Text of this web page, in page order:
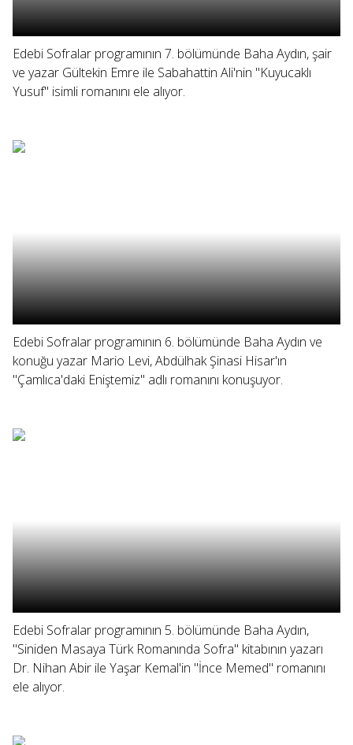
Edebi Sofralar programının 7. bölümünde Baha Aydın, şair
ve yazar Gültekin Emre ile Sabahattin Ali'nin "Kuyucaklı
Yusuf" isimli romanını ele alıyor.
Edebi Sofralar programının 6. bölümünde Baha Aydın ve
konuğu yazar Mario Levi, Abdülhak Şinasi Hisar'ın
"Çamlıca'daki Eniştemiz" adlı romanını konuşuyor.
Edebi Sofralar programının 5. bölümünde Baha Aydın,
"Siniden Masaya Türk Romanında Sofra" kitabının yazarı
Dr. Nihan Abir ile Yaşar Kemal'in "İnce Memed" romanını
ele alıyor.